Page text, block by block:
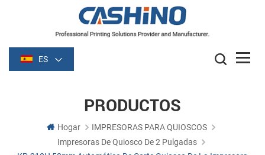
ES
PRODUCTOS
Hogar
IMPRESORAS PARA QUIOSCOS
Impresoras De Quiosco De 2 Pulgadas